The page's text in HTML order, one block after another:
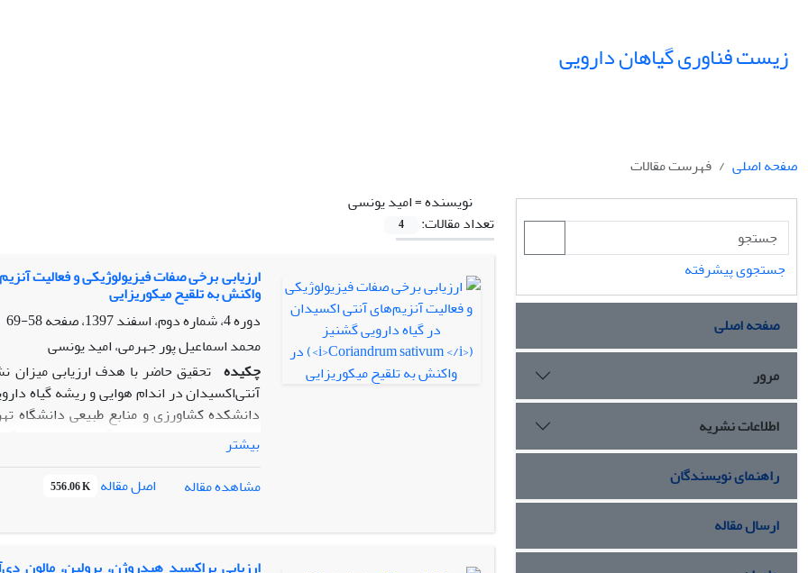
زیست فناوری گیاهان دارویی
صفحه اصلی
فهرست مقالات
نویسنده =امید یونسی
تعداد مقالات:
4
ارزیابی برخی صفات فیزیولوژیکی و فعالیت
واکنش به تلقیح میکوریزایی
دوره 4، شماره دوم، اسفند 1397، صفحه
58-69
محمد اسماعیل پور جهرمی، امید یونسی
چکیده تحقیق حاضر با هدف ارزیابی میزان
آنتی‌اکسیدان در اندام هوایی و ریشه گیاه
دانشکده کشاورزی و منابع طبیعی دانشگاه
120 میلی­مولار نمک کلرید سدیم و دو سطح تلقیح میکوریزایی (تلقیح و عدم تلقیح قارچ میکوریزایی
بودند. صفات مورد ارزیابی شامل میزان نشت
اکسیدان سوپراکسید دیسمیوتاز، کاتالاز و
حساسیت بالاتر این اندام به تنش شوری می­
بیشتر
مشاهده مقاله
اصل مقاله 556.06 K
ارزیابی پراکسید هیدروژن، پرولین، مالون
جستجوی پیشرفته
صفحه اصلی
مرور
اطلاعات نشریه
راهنمای نویسندگان
ارسال مقاله